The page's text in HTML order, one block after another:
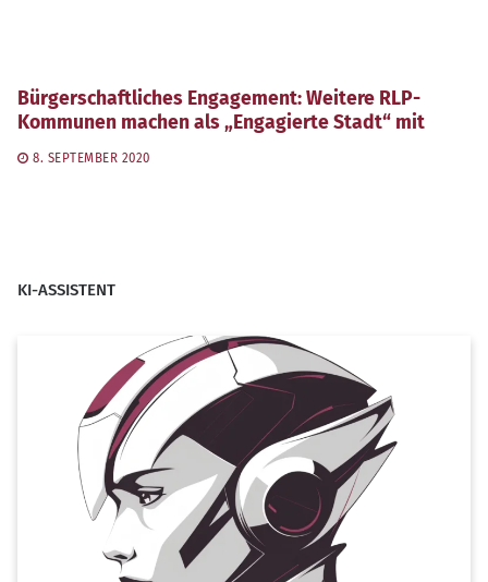
Bürgerschaftliches Engagement: Weitere RLP-
Kommunen machen als „Engagierte Stadt“ mit
8. SEPTEMBER 2020
KI-ASSISTENT